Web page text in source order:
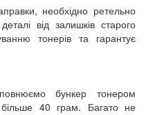
необхідно ретельно
від залишків старого
тонерів та гарантує
бункер тонером
40 грам. Багато не